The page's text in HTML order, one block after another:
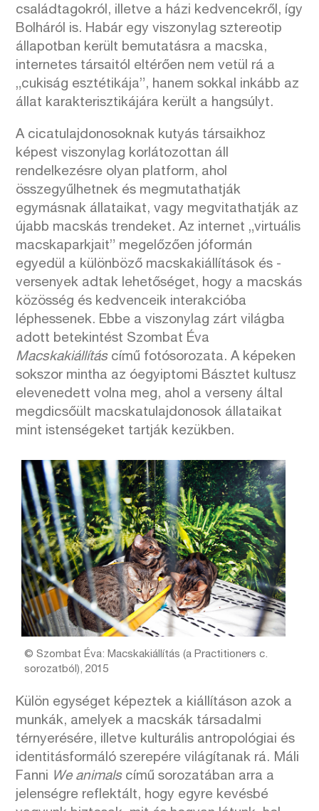
családtagokról, illetve a házi kedvencekről, így
Bolháról is. Habár egy viszonylag sztereotip
állapotban került bemutatásra a macska,
internetes társaitól eltérően nem vetül rá a
„cukiság esztétikája”, hanem sokkal inkább az
állat karakterisztikájára került a hangsúlyt.
A cicatulajdonosoknak kutyás társaikhoz
képest viszonylag korlátozottan áll
rendelkezésre olyan platform, ahol
összegyűlhetnek és megmutathatják
egymásnak állataikat, vagy megvitathatják az
újabb macskás trendeket. Az internet „virtuális
macskaparkjait” megelőzően jóformán
egyedül a különböző macskakiállítások és -
versenyek adtak lehetőséget, hogy a macskás
közösség és kedvenceik interakcióba
léphessenek. Ebbe a viszonylag zárt világba
adott betekintést Szombat Éva
Macskakiállításcímű fotósorozata. A képeken
sokszor mintha az óegyiptomi Básztet kultusz
elevenedett volna meg, ahol a verseny által
megdicsőült macskatulajdonosok állataikat
mint istenségeket tartják kezükben.
© Szombat Éva: Macskakiállítás (a Practitioners c.
sorozatból), 2015
Külön egységet képeztek a kiállításon azok a
munkák, amelyek a macskák társadalmi
térnyerésére, illetve kulturális antropológiai és
identitásformáló szerepére világítanak rá. Máli
Fanni We animalscímű sorozatában arra a
jelenségre reflektált, hogy egyre kevésbé